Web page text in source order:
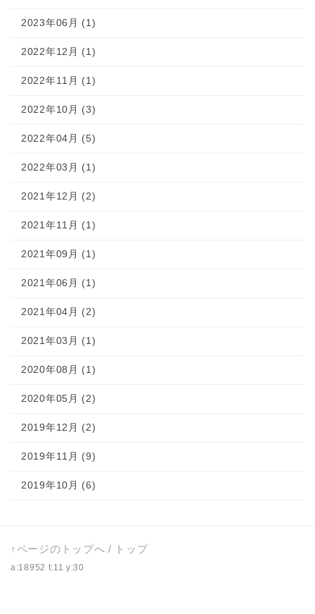
2023年06月 (1)
2022年12月 (1)
2022年11月 (1)
2022年10月 (3)
2022年04月 (5)
2022年03月 (1)
2021年12月 (2)
2021年11月 (1)
2021年09月 (1)
2021年06月 (1)
2021年04月 (2)
2021年03月 (1)
2020年08月 (1)
2020年05月 (2)
2019年12月 (2)
2019年11月 (9)
2019年10月 (6)
↑ページのトップへ / トップ
a:18952 t:11 y:30